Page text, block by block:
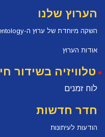
הערוץ שלנו
השקה מיוחדת של ערוץ ה-Scientology
אודות הערוץ
טלוויזיה בשידור חי
לוח זמנים
חדר חדשות
הודעות לעיתונות